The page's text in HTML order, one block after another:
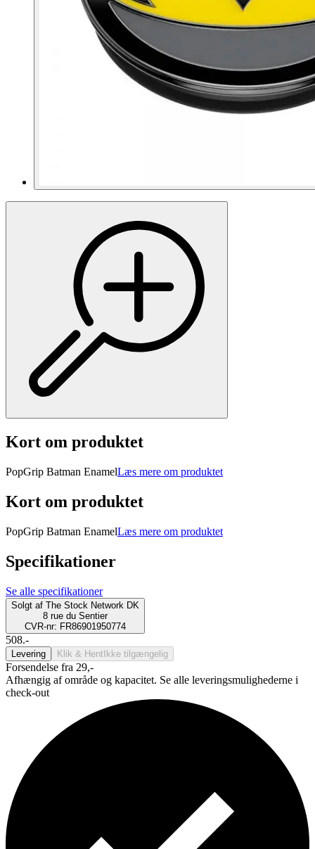
Kort om produktet
PopGrip Batman EnamelLæs mere om produktet
Kort om produktet
PopGrip Batman EnamelLæs mere om produktet
Specifikationer
Se alle specifikationer
Solgt af The Stock Network DK
8 rue du Sentier
CVR-nr: FR86901950774
508.-
Levering Klik & Hent Ikke tilgængelig
Forsendelse fra 29,-
Afhængig af område og kapacitet. Se alle leveringsmulighederne i
check-out